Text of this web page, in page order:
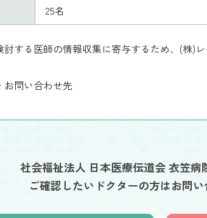
25名
する医師の情報収集に寄与するため、(株)
問い合わせ先
社会福祉法人 日本医療伝道会 衣笠病
ご確認したいドクターの方はお問い